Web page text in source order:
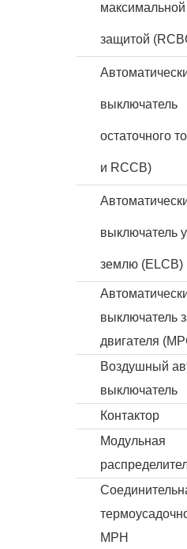
максимальной
защитой
выключатель
остаточного
и RCCB)
выключатель
землю (ELCB)
выключатель
двигателя
Воздушный
выключатель
Контактор
Модульная
MPH